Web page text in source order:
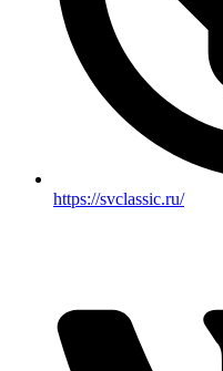
https://svclassic.ru/